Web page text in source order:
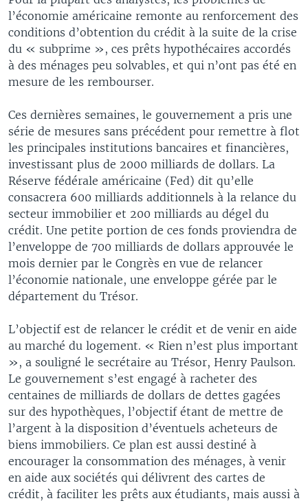
l’économie américaine remonte au renforcement des
conditions d’obtention du crédit à la suite de la crise
du « subprime », ces prêts hypothécaires accordés
à des ménages peu solvables, et qui n’ont pas été en
mesure de les rembourser.
Ces dernières semaines, le gouvernement a pris une
série de mesures sans précédent pour remettre à flot
les principales institutions bancaires et financières,
investissant plus de 2000 milliards de dollars. La
Réserve fédérale américaine (Fed) dit qu’elle
consacrera 600 milliards additionnels à la relance du
secteur immobilier et 200 milliards au dégel du
crédit. Une petite portion de ces fonds proviendra de
l’enveloppe de 700 milliards de dollars approuvée le
mois dernier par le Congrès en vue de relancer
l’économie nationale, une enveloppe gérée par le
département du Trésor.
L’objectif est de relancer le crédit et de venir en aide
au marché du logement. « Rien n’est plus important
», a souligné le secrétaire au Trésor, Henry Paulson.
Le gouvernement s’est engagé à racheter des
centaines de milliards de dollars de dettes gagées
sur des hypothèques, l’objectif étant de mettre de
l’argent à la disposition d’éventuels acheteurs de
biens immobiliers. Ce plan est aussi destiné à
encourager la consommation des ménages, à venir
en aide aux sociétés qui délivrent des cartes de
crédit, à faciliter les prêts aux étudiants, mais aussi à